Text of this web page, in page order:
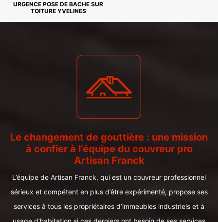
URGENCE POSE DE BACHE SUR
TOITURE YVELINES
Le changement de gouttière : une mission
à confier à l’équipe du couvreur pro
Artisan Franck
L’équipe de Artisan Franck, qui est un couvreur professionnel
sérieux et compétent en plus d’être expérimenté, propose ses
services à tous les propriétaires d’immeubles industriels et à